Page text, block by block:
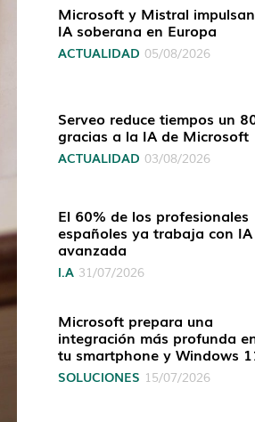
Microsoft y Mistral
IA soberana en Europa
ACTUALIDAD 05/08/2026
Serveo reduce tiempos un
gracias a la IA de Microsoft
ACTUALIDAD 03/08/2026
El 60% de los profesionales
españoles ya trabaja con IA
avanzada
I.A 31/07/2026
Microsoft prepara una
integración más profunda
tu smartphone y Windows
SOLUCIONES 15/07/2026